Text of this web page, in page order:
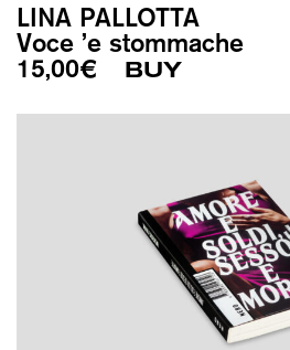
LINA PALLOTTA
Voce ’e stommache
15,00€ BUY